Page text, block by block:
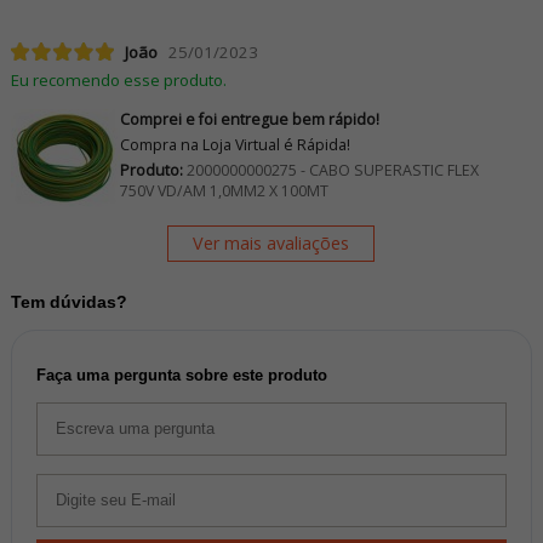
João 25/01/2023
Eu recomendo esse produto.
Comprei e foi entregue bem rápido!
Compra na Loja Virtual é Rápida!
Produto:2000000000275 - CABO SUPERASTIC FLEX
750V VD/AM 1,0MM2 X 100MT
Ver mais avaliações
Tem dúvidas?
Faça uma pergunta sobre este produto